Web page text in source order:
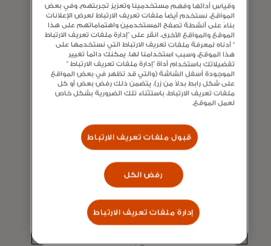
على
100
دولار
في
OneKeyCash
في
كل
ذكرى
سنوية
رسوم
معاملات
أجنبية
opens in a new tab
حماية
الهاتف
الخلوي
حماية
الرحلة
وانقطاعها
الأضرار
حوادث
تأجير
وقياس أدائها وفهم مستخدمينا وتعزيز تجربتهم. وفي بعض
المواقع، نستخدم أيضاً ملفات تعريف الارتباط لعرض الإعلانات
بناءً على أنشطة تصفح المستخدمين واهتماماتهم على هذا
الموقع والمواقع الأخرى. انقر على "إدارة ملفات تعريف الارتباط
" أدناه لمعرفة ملفات تعريف الارتباط التي نستخدمها على
هذا الموقع، وسبب استخدامنا لها. يمكنك دائماً تغيير
تفضيلاتك باستخدام أداة "إدارة ملفات تعريف الارتباط "
الموجودة أسفل الشاشة (والتي قد تظهر في بعض المواقع
على شكل رابط بدلاً من زر). يتضمن ذلك رفض بعض أو كل
ملفات تعريف الارتباط، باستثناء تلك الضرورية بشكل خاص
لعمل الموقع.
قبول ملفات تعريف الارتباط
رفض الكل
إدارة ملفات تعريف الارتباط